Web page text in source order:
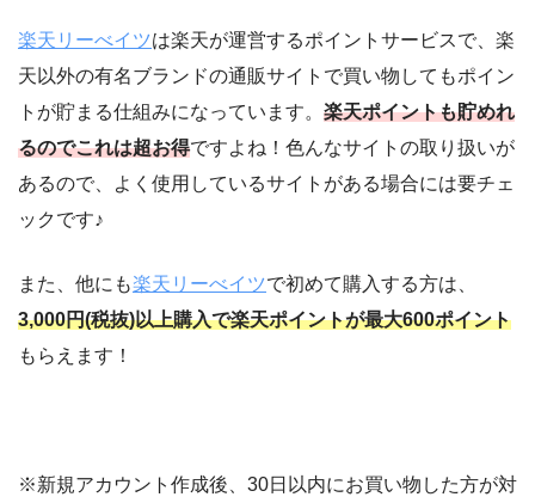
楽天リーべイツは楽天が運営するポイントサービスで、楽
天以外の有名ブランドの通販サイトで買い物してもポイン
トが貯まる仕組みになっています。 楽天ポイントも貯めれ
るのでこれは超お得ですよね！色んなサイトの取り扱いが
あるので、よく使用しているサイトがある場合には要チェ
ックです♪
また、他にも楽天リーべイツで初めて購入する方は、
3,000円(税抜)以上購入で楽天ポイントが最大600ポイント
もらえます！
※新規アカウント作成後、30日以内にお買い物した方が対